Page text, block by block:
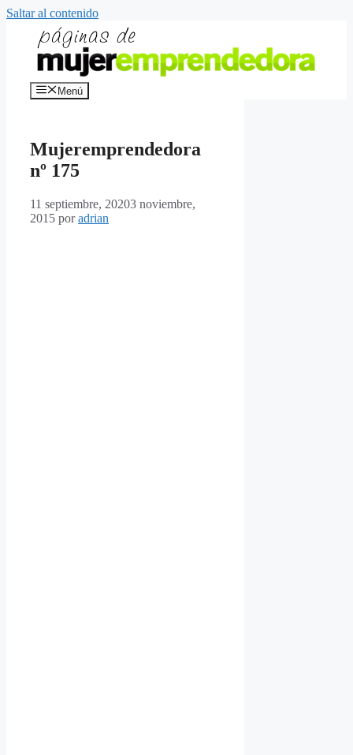
Saltar al contenido
Menú
Mujeremprendedora
nº 175
11 septiembre, 20203 noviembre,
2015 poradrian